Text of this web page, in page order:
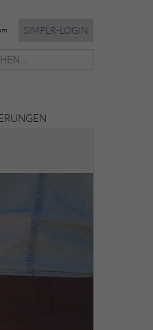
SIMPLR-LOGIN